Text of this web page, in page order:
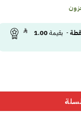
- بقيمة1.00